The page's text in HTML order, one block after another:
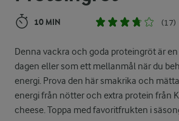
10 MIN (17)
Denna vackra och goda proteingröt är
dagen eller som ett mellanmål när du
energi. Prova den här smakrika och
energi från nötter och extra protein från
cheese. Toppa med favoritfrukten i